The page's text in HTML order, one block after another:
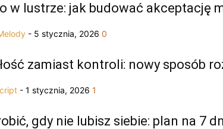
w lustrze: jak budować akceptację
- 5 stycznia, 2026 0
zamiast kontroli: nowy sposób
- 1 stycznia, 2026 1
gdy nie lubisz siebie: plan na 7